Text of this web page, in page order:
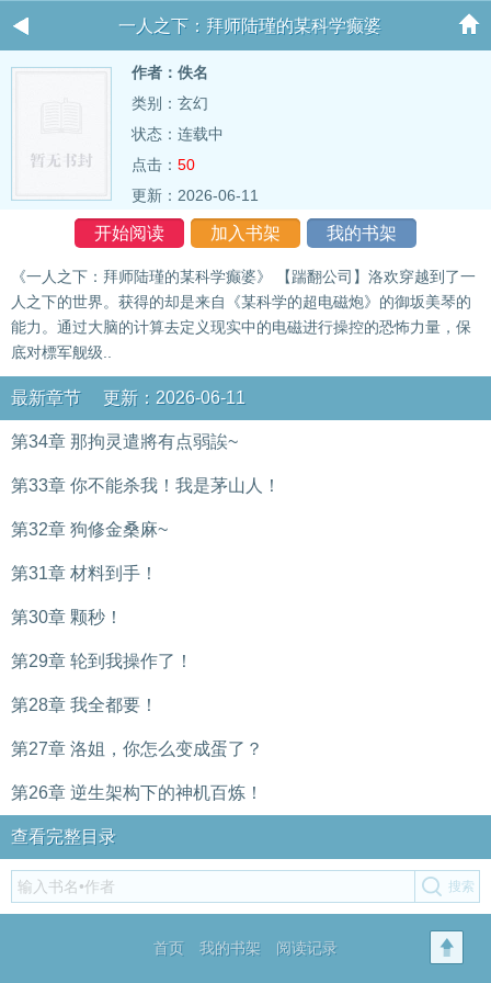
一人之下：拜师陆瑾的某科学癫婆
作者：佚名
类别：玄幻
状态：连载中
点击： 50
更新：2026-06-11
开始阅读 加入书架 我的书架
《一人之下：拜师陆瑾的某科学癫婆》 【踹翻公司】洛欢穿越到了一
人之下的世界。获得的却是来自《某科学的超电磁炮》的御坂美琴的
能力。通过大脑的计算去定义现实中的电磁进行操控的恐怖力量，保
底对標军舰级..
最新章节 更新：2026-06-11
第34章 那拘灵遣將有点弱誒~
第33章 你不能杀我！我是茅山人！
第32章 狗修金桑麻~
第31章 材料到手！
第30章 颗秒！
第29章 轮到我操作了！
第28章 我全都要！
第27章 洛姐，你怎么变成蛋了？
第26章 逆生架构下的神机百炼！
查看完整目录
首页 我的书架 阅读记录